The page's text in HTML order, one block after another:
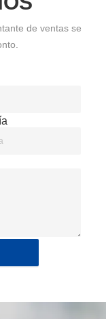
de ventas se